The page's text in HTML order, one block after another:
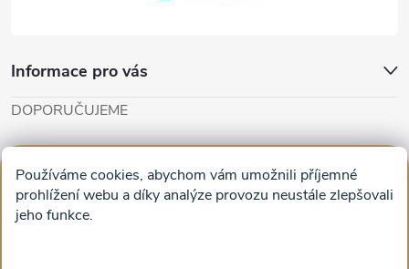
Používáme cookies, abychom vám umožnili příjemné
prohlížení webu a díky analýze provozu neustále zlepšovali
jeho funkce.
Informace pro vás
DOPORUČUJEME
Obrazy na plátně na zeď a stěnu do obýváku
Facebook